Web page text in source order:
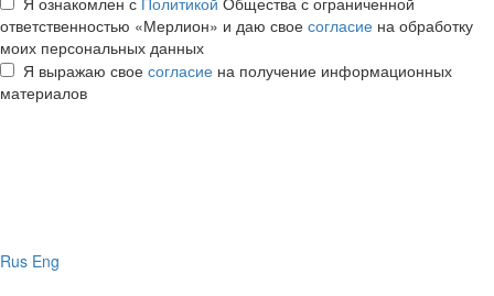
ответственностью «Мерлион» и даю свое согласие на обработку
моих персональных данных
Я выражаю свое согласие на получение информационных
материалов
Rus Eng